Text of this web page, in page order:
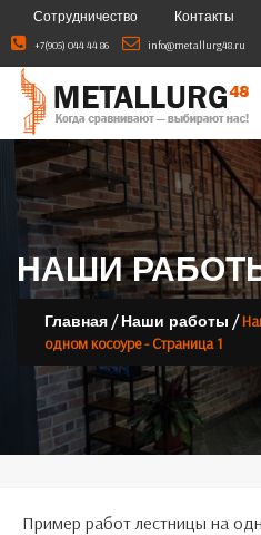
Сотрудничество Контакты
+7(905) 044 44 86 info@metallurg48.ru
НАШИ
Главная /Наши работы /
одном косоуре - Страница 1
Пример работ лестницы на